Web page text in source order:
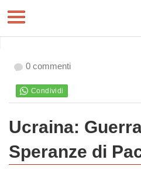
0 commenti
Ucraina:
Speranze di